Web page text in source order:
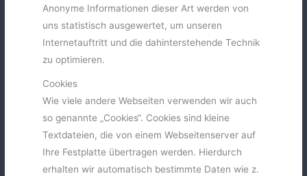
Anonyme Informationen dieser Art werden von
uns statistisch ausgewertet, um unseren
Internetauftritt und die dahinterstehende Technik
zu optimieren.
Cookies
Wie viele andere Webseiten verwenden wir auch
so genannte „Cookies“. Cookies sind kleine
Textdateien, die von einem Webseitenserver auf
Ihre Festplatte übertragen werden. Hierdurch
erhalten wir automatisch bestimmte Daten wie z.